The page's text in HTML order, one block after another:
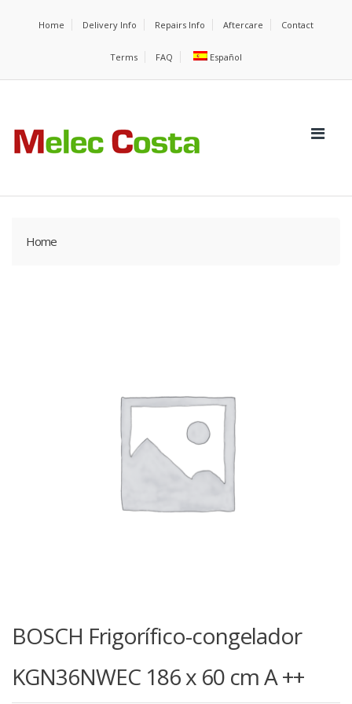
Home Delivery Info Repairs Info Aftercare Contact
Terms FAQ Español
Home
BOSCH Frigorífico-congelador
KGN36NWEC 186 x 60 cm A ++